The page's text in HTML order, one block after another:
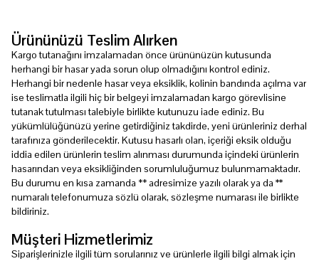
Ürününüzü Teslim Alırken
Kargo tutanağını imzalamadan önce ürününüzün kutusunda
herhangi bir hasar yada sorun olup olmadığını kontrol ediniz.
Herhangi bir nedenle hasar veya eksiklik, kolinin bandında açılma var
ise teslimatla ilgili hiç bir belgeyi imzalamadan kargo görevlisine
tutanak tutulması talebiyle birlikte kutunuzu iade ediniz. Bu
yükümlülüğünüzü yerine getirdiğiniz takdirde, yeni ürünleriniz derhal
tarafınıza gönderilecektir. Kutusu hasarlı olan, içeriği eksik olduğu
iddia edilen ürünlerin teslim alınması durumunda içindeki ürünlerin
hasarından veya eksikliğinden sorumluluğumuz bulunmamaktadır.
Bu durumu en kısa zamanda ** adresimize yazılı olarak ya da **
numaralı telefonumuza sözlü olarak, sözleşme numarası ile birlikte
bildiriniz.
Müşteri Hizmetlerimiz
Siparişlerinizle ilgili tüm sorularınız ve ürünlerle ilgili bilgi almak için